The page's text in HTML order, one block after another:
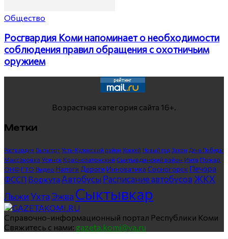
Общество
Росгвардия Коми напоминает о необходимости
соблюдения правил обращения с охотничьим
оружием
Возрастная категория сайта 16+.
Метки
Росгвардия Выльгорт Усть-Куломский район Хоккей Новый год Закон День Победы
Максаковка Усинск Краснозатонский Сыктывдинский район Инта Пожар
ОНФ ГТО Видео Налоги Дороги Инноватика Сосногорск Печора
ФССП Воркута Автобусы Расписание автобусов ЖКХ
ЛыжиУхта Эжва Сыктывкар
Справочно-информационный портал Республики Коми
Свяжитесь с нами: gazeta.komi@ya.ru